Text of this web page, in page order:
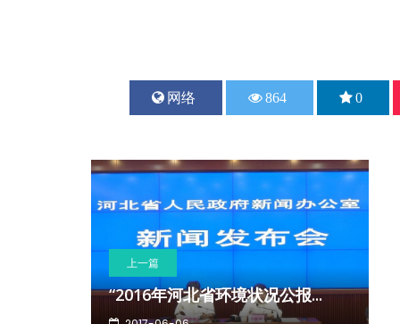
网络 864 0
上一篇
“2016年河北省环境状况公报...